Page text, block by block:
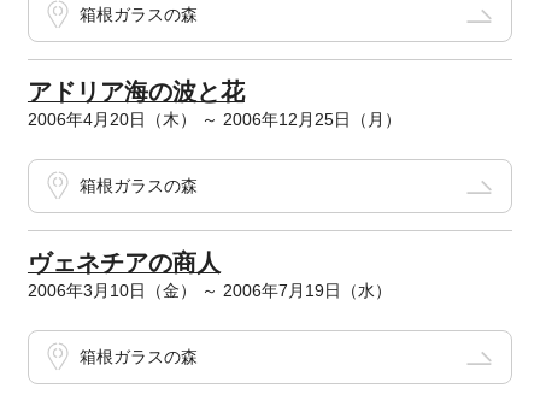
箱根ガラスの森
アドリア海の波と花
2006年4月20日（木） ～ 2006年12月25日（月）
箱根ガラスの森
ヴェネチアの商人
2006年3月10日（金） ～ 2006年7月19日（水）
箱根ガラスの森